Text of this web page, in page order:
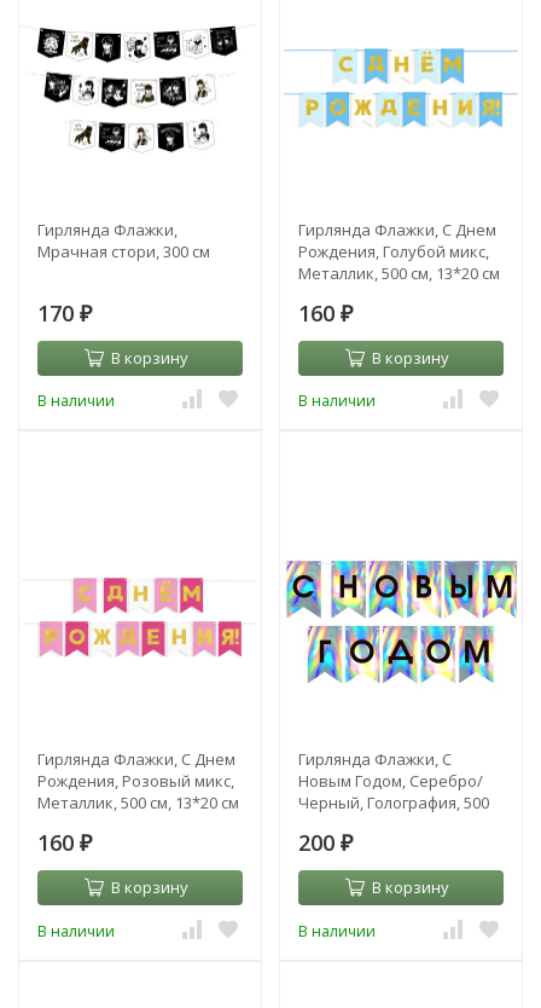
Гирлянда Флажки,
Мрачная стори, 300 см
170 ₽
В корзину
В наличии
Гирлянда Флажки, С Днем
Рождения, Голубой микс,
Металлик, 500 см, 13*20 см
160 ₽
В корзину
В наличии
Гирлянда Флажки, С Днем
Рождения, Розовый микс,
Металлик, 500 см, 13*20 см
160 ₽
В корзину
В наличии
Гирлянда Флажки, С
Новым Годом, Серебро/
Черный, Голография, 500
200 ₽
В корзину
В наличии